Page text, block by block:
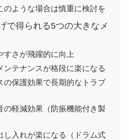
のような場合は慎重に検討を
で得られる5つの大きなメ
すさが飛躍的に向上
ンテナンスが格段に楽になる
の保護効果で長期的なトラブ
の軽減効果（防振機能付き製
し入れが楽になる（ドラム式